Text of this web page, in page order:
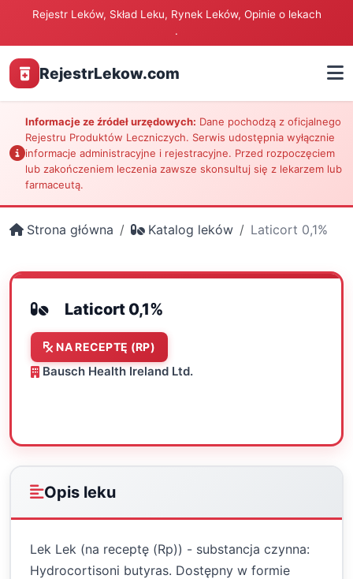
Rejestr Leków, Skład Leku, Rynek Leków, Opinie o lekach
.
RejestrLekow.com
Informacje ze źródeł urzędowych: Dane pochodzą z oficjalnego
Rejestru Produktów Leczniczych. Serwis udostępnia wyłącznie
informacje administracyjne i rejestracyjne. Przed rozpoczęciem
lub zakończeniem leczenia zawsze skonsultuj się z lekarzem lub
farmaceutą.
Strona główna Katalog leków Laticort 0,1%
Laticort 0,1%
NA RECEPTĘ (RP)
Bausch Health Ireland Ltd.
Opis leku
Lek Lek (na receptę (Rp)) - substancja czynna:
Hydrocortisoni butyras. Dostępny w formie